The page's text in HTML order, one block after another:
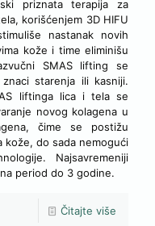
priznata terapija za
korišćenjem 3D HIFU
nastanak novih
kože i time eliminišu
SMAS lifting se
starenja ili kasniji.
liftinga lica i tela se
novog kolagena u
čime se postižu
kože, do sada nemogući
Najsavremeniji
period do 3 godine.
Čitajte više